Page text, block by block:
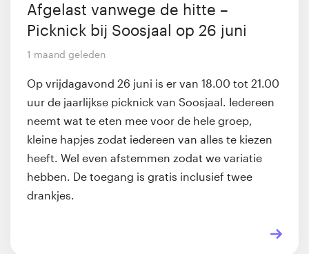
Afgelast vanwege de hitte –
Picknick bij Soosjaal op 26 juni
1 maand geleden
Op vrijdagavond 26 juni is er van 18.00 tot 21.00
uur de jaarlijkse picknick van Soosjaal. Iedereen
neemt wat te eten mee voor de hele groep,
kleine hapjes zodat iedereen van alles te kiezen
heeft. Wel even afstemmen zodat we variatie
hebben. De toegang is gratis inclusief twee
drankjes.